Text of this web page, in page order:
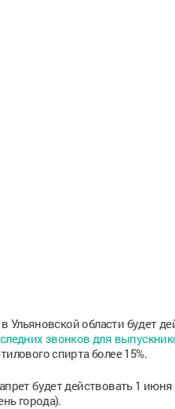
Ульяновской области будет
звонков для
спирта более 15%.
будет действовать 1
города).